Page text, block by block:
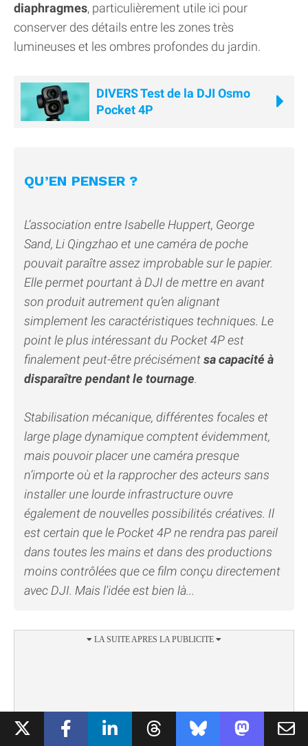
diaphragmes, particulièrement utile ici pour
conserver des détails entre les zones très
lumineuses et les ombres profondes du jardin.
DIVERS Test de la DJI Osmo
Pocket 4P
QU’EN PENSER ?
L’association entre Isabelle Huppert, George
Sand, Li Qingzhao et une caméra de poche
pouvait paraître assez improbable sur le papier.
Elle permet pourtant à DJI de mettre en avant
son produit autrement qu’en alignant
simplement les caractéristiques techniques. Le
point le plus intéressant du Pocket 4P est
finalement peut-être précisémentsa capacité à
disparaître pendant le tournage.
Stabilisation mécanique, différentes focales et
large plage dynamique comptent évidemment,
mais pouvoir placer une caméra presque
n’importe où et la rapprocher des acteurs sans
installer une lourde infrastructure ouvre
également de nouvelles possibilités créatives. Il
est certain que le Pocket 4P ne rendra pas pareil
dans toutes les mains et dans des productions
moins contrôlées que ce film conçu directement
avec DJI. Mais l'idée est bien là...